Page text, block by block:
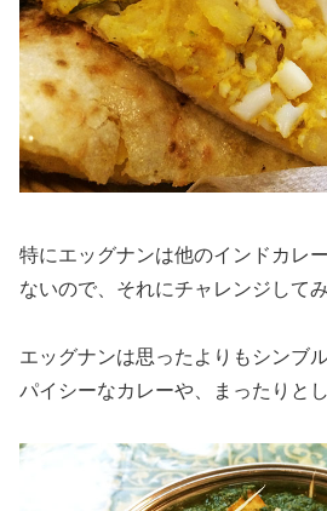
特にエッグナンは他のインドカレ
ないので、それにチャレンジして
エッグナンは思ったよりもシンブ
パイシーなカレーや、まったりと